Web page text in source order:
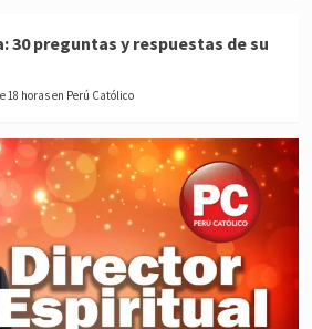
30 preguntas y respuestas de su
18 horas en Perú Católico